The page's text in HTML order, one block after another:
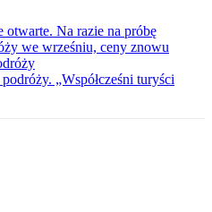
Na razie na próbę
we wrześniu, ceny znowu
„Współcześni turyści